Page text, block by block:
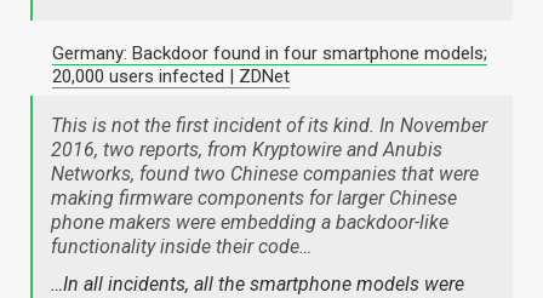
Germany: Backdoor found in four smartphone models;
20,000 users infected | ZDNet
This is not the first incident of its kind. In November
2016, two reports, from Kryptowire and Anubis
Networks, found two Chinese companies that were
making firmware components for larger Chinese
phone makers were embedding a backdoor-like
functionality inside their code…
…In all incidents, all the smartphone models were